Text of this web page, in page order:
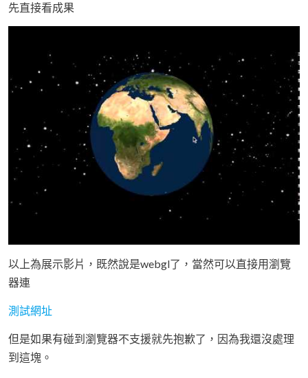
先直接看成果
以上為展示影片，既然說是webgl了，當然可以直接用瀏覽
器連
測試網址
但是如果有碰到瀏覽器不支援就先抱歉了，因為我還沒處理
到這塊。